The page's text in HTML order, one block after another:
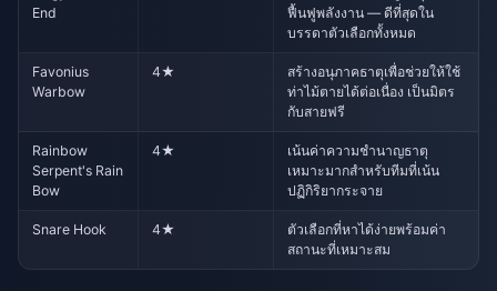
End
ฟื้นฟูพลังงาน — ดีที่สุดใน
บรรดาตัวเลือกทั้งหมด
Favonius
Warbow
4★
สร้างอนุภาคธาตุเพื่อช่วยให้ใช้
ท่าไม้ตายได้ต่อเนื่อง เป็นมิตร
กับสายฟรี
Rainbow
Serpent's Rain
Bow
4★
เน้นค่าความชำนาญธาตุ
เหมาะมากสำหรับทีมที่เน้น
ปฏิกิริยากระจาย
Snare Hook 4★
ตัวเลือกที่หาได้ง่ายพร้อมค่า
สถานะที่เหมาะสม